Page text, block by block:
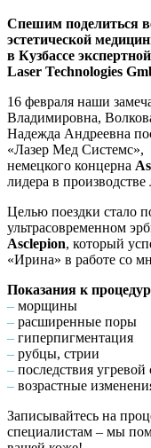
Спешим поделиться
эстетической
в Кузбассе
Laser Technologies
16 февраля наши
Владимировна,
Надежда Андреевна
«Лазер Мед Системс»,
немецкого концерна
лидера в
Целью поездки стало
ультрасовременном
Asclepion, который
«Ирина» в работе со
Показания к
– морщины
– расширенные поры
– гиперпигментация
– рубцы, стрии
– последствия
– возрастные
Записывайтесь на
специалистам – мы